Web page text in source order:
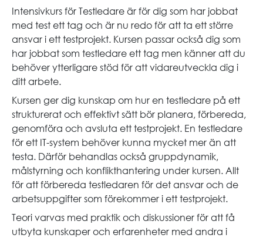
Intensivkurs för Testledare är för dig som har jobbat
med test ett tag och är nu redo för att ta ett större
ansvar i ett testprojekt. Kursen passar också dig som
har jobbat som testledare ett tag men känner att du
behöver ytterligare stöd för att vidareutveckla dig i
ditt arbete.
Kursen ger dig kunskap om hur en testledare på ett
strukturerat och effektivt sätt bör planera, förbereda,
genomföra och avsluta ett testprojekt. En testledare
för ett IT-system behöver kunna mycket mer än att
testa. Därför behandlas också gruppdynamik,
målstyrning och konflikthantering under kursen. Allt
för att förbereda testledaren för det ansvar och de
arbetsuppgifter som förekommer i ett testprojekt.
Teori varvas med praktik och diskussioner för att få
utbyta kunskaper och erfarenheter med andra i